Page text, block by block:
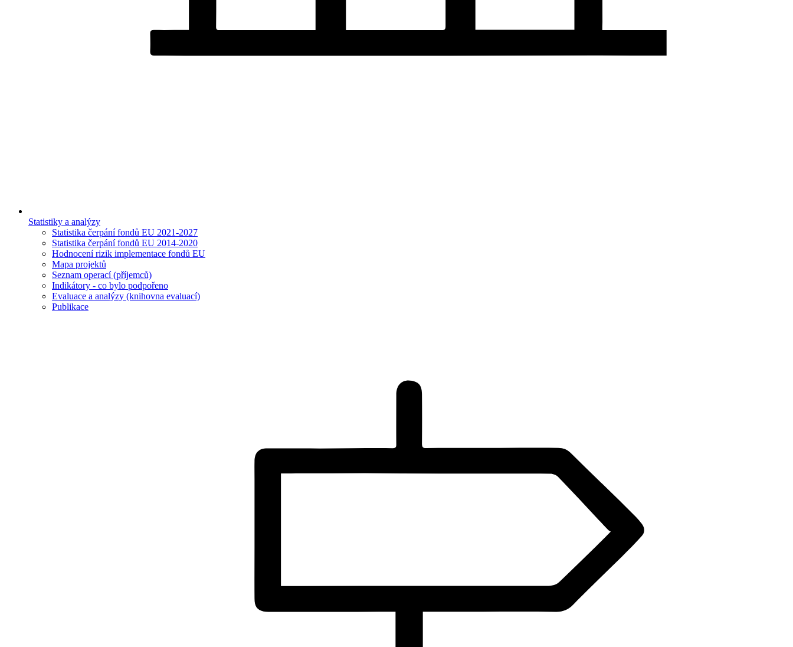
Statistiky a analýzy
Statistika čerpání fondů EU 2021-2027
Statistika čerpání fondů EU 2014-2020
Hodnocení rizik implementace fondů EU
Mapa projektů
Seznam operací (příjemců)
Indikátory - co bylo podpořeno
Evaluace a analýzy (knihovna evaluací)
Publikace